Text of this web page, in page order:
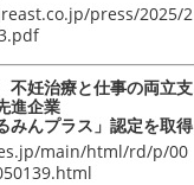
press/2025/2
妊治療と仕事の両立支
進企業
みんプラス」認定を取得
main/html/rd/p/00